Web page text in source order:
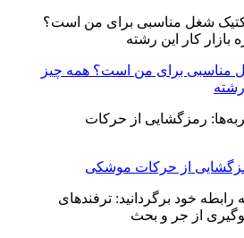
مناسبی برای من است؟ همه چیز
رشته
از حرکات موشکی